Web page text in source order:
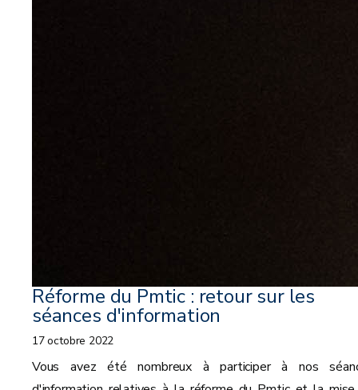
Réforme du Pmtic : retour sur les
séances d'information
17 octobre 2022
Vous avez été nombreux à participer à nos